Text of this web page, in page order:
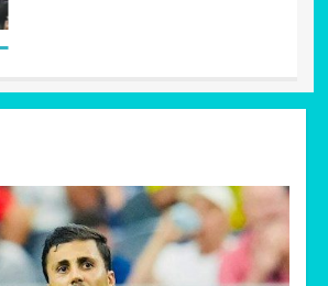
0 5 minutes